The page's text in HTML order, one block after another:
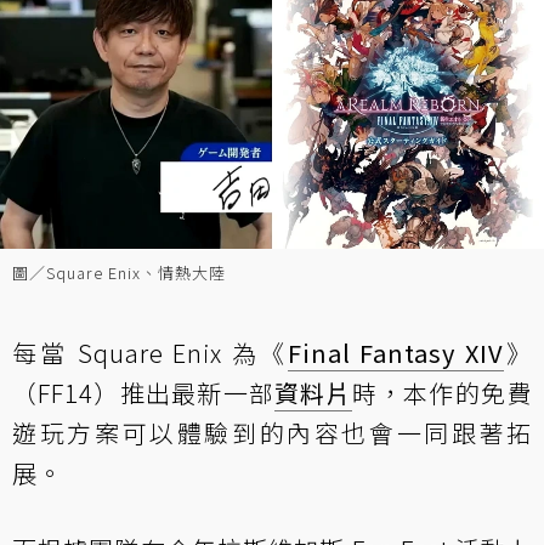
圖／Square Enix、情熱大陸
每當 Square Enix 為《 Final Fantasy XIV》
（FF14）推出最新一部資料片 時，本作的免費
遊玩方案可以體驗到的內容也會一同跟著拓
展。